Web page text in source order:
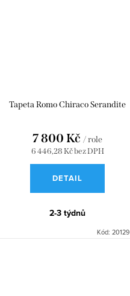
Tapeta Romo Chiraco Serandite
6 446,28 Kč bez DPH
7 800 Kč / role
DETAIL
2-3 týdnů
Kód: 20129